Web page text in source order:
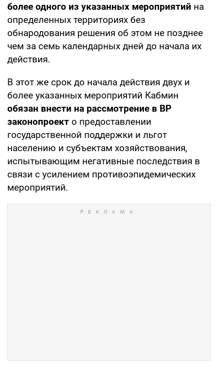
более одного из указанных мероприятий на
определенных территориях без
обнародования решения об этом не позднее
чем за семь календарных дней до начала их
действия.
В этот же срок до начала действия двух и
более указанных мероприятий Кабмин
обязан внести на рассмотрение в ВР
законопроект о предоставлении
государственной поддержки и льгот
населению и субъектам хозяйствования,
испытывающим негативные последствия в
связи с усилением противоэпидемических
мероприятий.